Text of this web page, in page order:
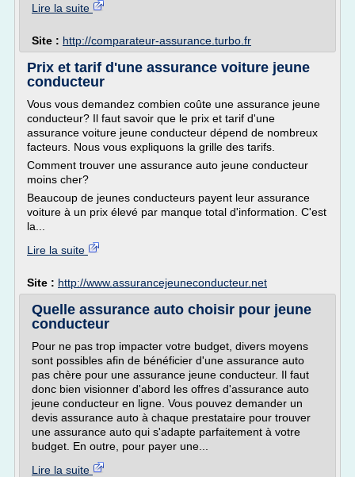
Lire la suite
Site : http://comparateur-assurance.turbo.fr
Prix et tarif d'une assurance voiture jeune
conducteur
Vous vous demandez combien coûte une assurance jeune
conducteur? Il faut savoir que le prix et tarif d'une
assurance voiture jeune conducteur dépend de nombreux
facteurs. Nous vous expliquons la grille des tarifs.
Comment trouver une assurance auto jeune conducteur
moins cher?
Beaucoup de jeunes conducteurs payent leur assurance
voiture à un prix élevé par manque total d'information. C'est
la...
Lire la suite
Site : http://www.assurancejeuneconducteur.net
Quelle assurance auto choisir pour jeune
conducteur
Pour ne pas trop impacter votre budget, divers moyens
sont possibles afin de bénéficier d'une assurance auto
pas chère pour une assurance jeune conducteur. Il faut
donc bien visionner d'abord les offres d'assurance auto
jeune conducteur en ligne. Vous pouvez demander un
devis assurance auto à chaque prestataire pour trouver
une assurance auto qui s'adapte parfaitement à votre
budget. En outre, pour payer une...
Lire la suite